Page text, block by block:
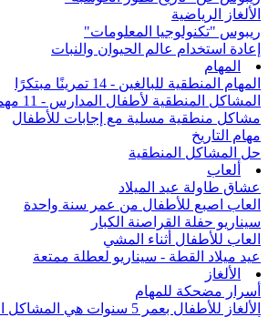
الألغاز الرياضية
ريبوس "تكنولوجيا المعلومات"
إعادة استخدام عالم الحيوان والنبات
المهام
المهام المنطقية للبالغين - 14 تمرينًا مبتكرًا
المشاكل المنطقية لأطفال المدارس - 11 مهمة براعة
مشاكل منطقية مسلية مع إجابات للأطفال
مهام التاريخ
حل المشاكل المنطقية
ألعاب
عشاق طاولة عيد الميلاد
العاب اصبع للأطفال من عمر سنة واحدة
سيناريو حفلة القراصنة الكبار
العاب للأطفال أثناء المشي
عيد ميلاد القطة - سيناريو لعطلة ممتعة
الألغاز
أسرار مضحكة للمهام
الألغاز للأطفال بعمر 5 سنوات هي المشاكل الأكثر متعة وإثارة للاهتمام من جميع أنحاء العالم